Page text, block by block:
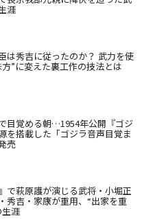
涯
は秀吉に従ったのか？ 武力を使
”に変えた裏工作の技法とは
目覚める朝…1954年公開『ゴジ
を搭載した「ゴジラ音声目覚ま
売
で萩原護が演じる武将・小堀正
秀吉・家康が重用、“出家を重
涯